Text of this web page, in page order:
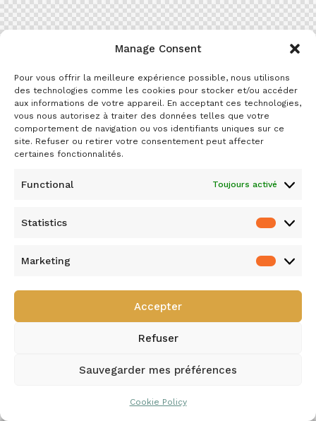
Manage Consent
Pour vous offrir la meilleure expérience possible, nous utilisons
des technologies comme les cookies pour stocker et/ou accéder
aux informations de votre appareil. En acceptant ces technologies,
vous nous autorisez à traiter des données telles que votre
comportement de navigation ou vos identifiants uniques sur ce
site. Refuser ou retirer votre consentement peut affecter
certaines fonctionnalités.
Functional Toujours activé
Statistics
Marketing
Accepter
Refuser
Sauvegarder mes préférences
Cookie Policy